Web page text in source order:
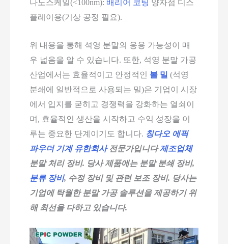
나노스케일(<100nm): 배리어 코팅 양자점 디스
플레이용(기상 공정 필요).
위 내용을 통해 석영 분말의 응용 가능성이 매
우 넓음을 알 수 있습니다. 또한, 석영 분말 가공
산업에서는 효율적이고 안정적인 볼 밀 (석영
분쇄에 일반적으로 사용되는 밀)은 기업이 시장
에서 입지를 굳히고 경쟁력을 강화하는 열쇠이
며, 효율적인 생산을 시작하고 수익 성장을 이
루는 중요한 단계이기도 합니다. 칭다오 에픽
파우더 기계 유한회사전문가입니다제조업체
분말 처리 장비. 당사 제품에는 분말 분쇄 장비,
분류 장비, 수정 장비 및 관련 보조 장비. 당사는
기업에 탁월한 분말 가공 솔루션을 제공하기 위
해 최선을 다하고 있습니다.